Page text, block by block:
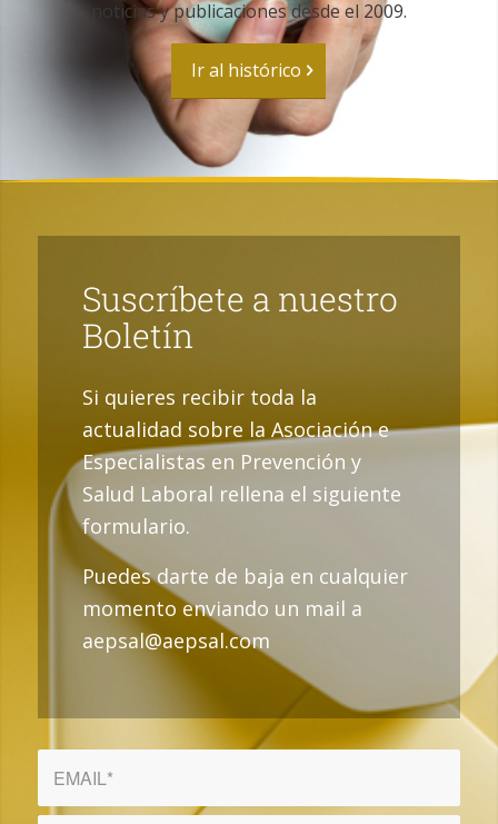
noticias y publicaciones desde el 2009.
Ir al histórico
Suscríbete a nuestro
Boletín
Si quieres recibir toda la
actualidad sobre la Asociación e
Especialistas en Prevención y
Salud Laboral rellena el siguiente
formulario.
Puedes darte de baja en cualquier
momento enviando un mail a
aepsal@aepsal.com